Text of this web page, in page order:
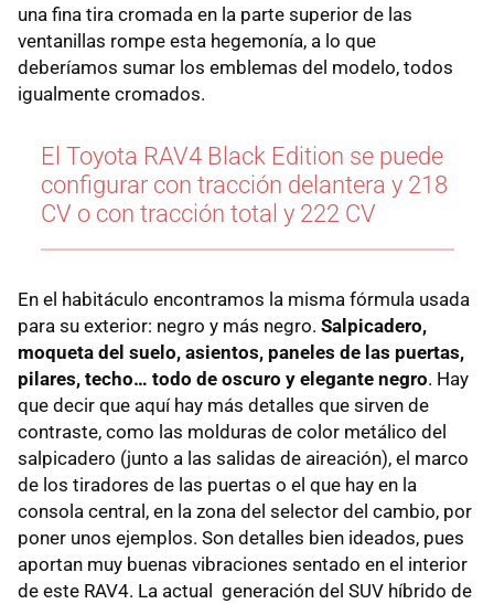
una fina tira cromada en la parte superior de las
ventanillas rompe esta hegemonía, a lo que
deberíamos sumar los emblemas del modelo, todos
igualmente cromados.
El Toyota RAV4 Black Edition se puede
configurar con tracción delantera y 218
CV o con tracción total y 222 CV
En el habitáculo encontramos la misma fórmula usada
para su exterior: negro y más negro. Salpicadero,
moqueta del suelo, asientos, paneles de las puertas,
pilares, techo… todo de oscuro y elegante negro. Hay
que decir que aquí hay más detalles que sirven de
contraste, como las molduras de color metálico del
salpicadero (junto a las salidas de aireación), el marco
de los tiradores de las puertas o el que hay en la
consola central, en la zona del selector del cambio, por
poner unos ejemplos. Son detalles bien ideados, pues
aportan muy buenas vibraciones sentado en el interior
de este RAV4. La actual generación del SUV híbrido de